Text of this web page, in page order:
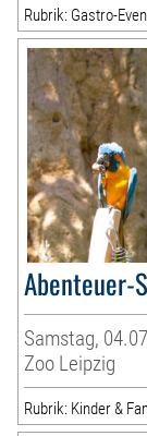
Rubrik: Gastro-
Abenteuer-
Samstag,
Zoo Leipzig
Rubrik: Kinder &